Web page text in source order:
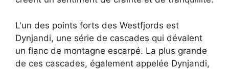
L'un des points forts des Westfjords est
Dynjandi, une série de cascades qui dévalent
un flanc de montagne escarpé. La plus grande
de ces cascades, également appelée Dynjandi,